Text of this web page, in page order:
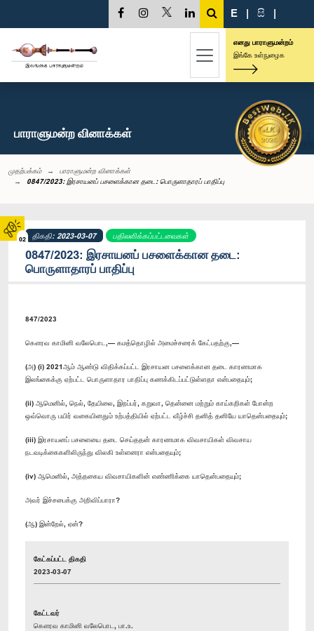
02
E | සි |
எனது பாராளுமன்றம்
இங்கே உள்நுழைக
பாராளுமன்ற வினாக்கள்
முதற்பக்கம்
பாராளுமன்ற வினாக்கள்
0847/2023: இரசாயனப் பசளைக்கான தடை: பொருளாதாரப் பாதிப்பு
திகதி: 2023-03-07 பதிலளிக்கப்பட்டவைகள்
0847/2023: இரசாயனப் பசளைக்கான தடை:
பொருளாதாரப் பாதிப்பு
847/2023
கௌரவ காமினி வலேபொட,— கமத்தொழில் அமைச்சரைக் கேட்பதற்கு,—
(அ) (i) 2021ஆம் ஆண்டு விதிக்கப்பட்ட இரசாயன பசளைக்கான தடை காரணமாக
இலங்கைக்கு ஏற்பட்ட பொருளாதார பாதிப்பு கணக்கிடப்பட்டுள்ளதா என்பதையும்;
(ii) ஆமெனில், நெல், தேயிலை, இறப்பர், கறுவா, தென்னை மற்றும் காய்கறிகள் போன்ற
ஒவ்வொரு பயிர் வகையினதும் உற்பத்தியில் ஏற்பட்ட வீழ்ச்சி தனித் தனியே யாதென்பதையும்;
(iii) இரசாயனப் பசளையை தடை செய்ததன் காரணமாக விவசாயிகள் விவசாய
நடவடிக்கைகளிலிருந்து விலகி உள்ளனரா என்பதையும்;
(iv) ஆமெனில், அத்தகைய விவசாயிகளின் எண்ணிக்கை யாதென்பதையும்;
அவர் இச்சபைக்கு அறிவிப்பாரா?
(ஆ) இன்றேல், ஏன்?
கேட்கப்பட்ட திகதி
2023-03-07
கேட்டவர்
கௌரவ காமினி வலேபொட, பா.உ.